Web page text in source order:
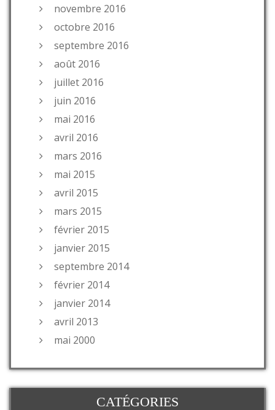
novembre 2016
octobre 2016
septembre 2016
août 2016
juillet 2016
juin 2016
mai 2016
avril 2016
mars 2016
mai 2015
avril 2015
mars 2015
février 2015
janvier 2015
septembre 2014
février 2014
janvier 2014
avril 2013
mai 2000
CATÉGORIES